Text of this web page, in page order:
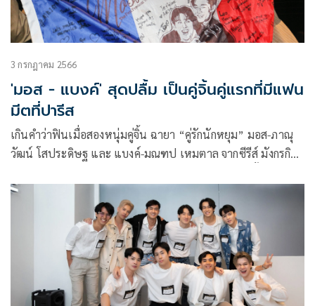
3 กรกฎาคม 2566
'มอส - แบงค์' สุดปลื้ม เป็นคู่จิ้นคู่แรกที่มีแฟน
มีตที่ปารีส
เกินคำว่าฟินเมื่อสองหนุ่มคู่จิ้น ฉายา “คู่รักนักหยุม” มอส-ภาณุ
วัฒน์ โสประดิษฐ และ แบงค์-มณฑป เหมตาล จากซีรีส์ มังกรกิน
อินเตอร์แฟนถึงแดนน้ำหอมปารีส ประเทศฝรั่งเศสในงาน
“MosBank on a walk in Paris” ซึ่งงานนี้ 2 ผู้บริหารค่าย Star
Hunter Entertainment โอ๋ Star Hunter หรือ โอ๋-ยชญ กรณ์
หิรัญ และ เฟิร์ส-ชนันตร์ ลาภอนันต์รุ่ง ได้ร่วมเดินทางไปใน
กิจกรรมครั้งนี้ด้วย